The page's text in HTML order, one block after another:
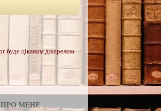
буде цікавим джерелом
ПРО МЕНЕ